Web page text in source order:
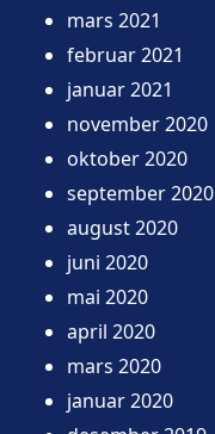
mars 2021
februar 2021
januar 2021
november 2020
oktober 2020
september 2020
august 2020
juni 2020
mai 2020
april 2020
mars 2020
januar 2020